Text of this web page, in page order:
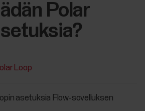
Polar
Loop
asetuksia Flow-sovelluksen